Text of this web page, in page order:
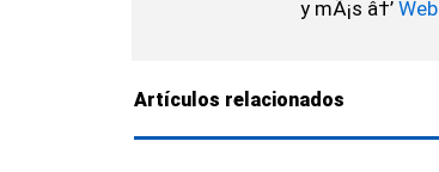
y mÃ¡s â†’ Web
Artículos relacionados